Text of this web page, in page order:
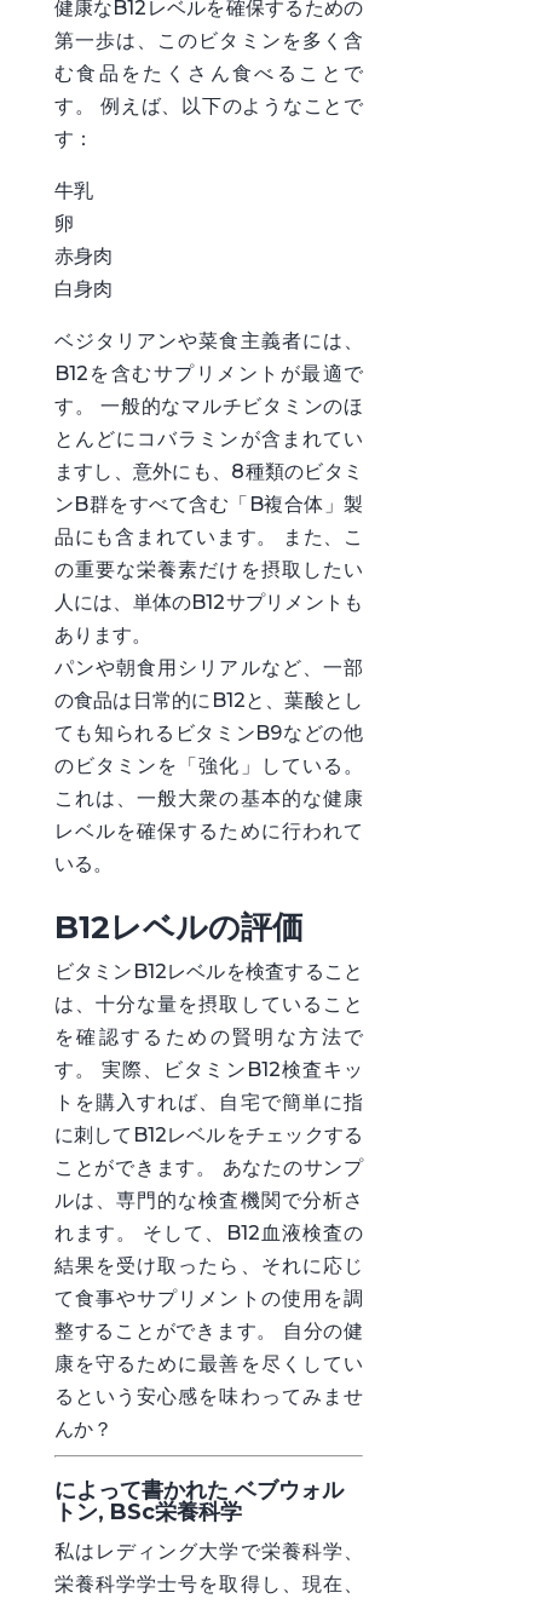
健康なB12レベルを確保するための
第一歩は、このビタミンを多く含
む食品をたくさん食べることで
す。 例えば、以下のようなことで
す：
牛乳
卵
赤身肉
白身肉
ベジタリアンや菜食主義者には、
B12を含むサプリメントが最適で
す。 一般的なマルチビタミンのほ
とんどにコバラミンが含まれてい
ますし、意外にも、8種類のビタミ
ンB群をすべて含む「B複合体」製
品にも含まれています。 また、こ
の重要な栄養素だけを摂取したい
人には、単体のB12サプリメントも
あります。
パンや朝食用シリアルなど、一部
の食品は日常的にB12と、葉酸とし
ても知られるビタミンB9などの他
のビタミンを「強化」している。
これは、一般大衆の基本的な健康
レベルを確保するために行われて
いる。
B12レベルの評価
ビタミンB12レベルを検査すること
は、十分な量を摂取していること
を確認するための賢明な方法で
す。 実際、ビタミンB12検査キッ
トを購入すれば、自宅で簡単に指
に刺してB12レベルをチェックする
ことができます。 あなたのサンプ
ルは、専門的な検査機関で分析さ
れます。 そして、B12血液検査の
結果を受け取ったら、それに応じ
て食事やサプリメントの使用を調
整することができます。 自分の健
康を守るために最善を尽くしてい
るという安心感を味わってみませ
んか？
によって書かれた ベブウォル
トン, BSc栄養科学
私はレディング大学で栄養科学、
栄養科学学士号を取得し、現在、